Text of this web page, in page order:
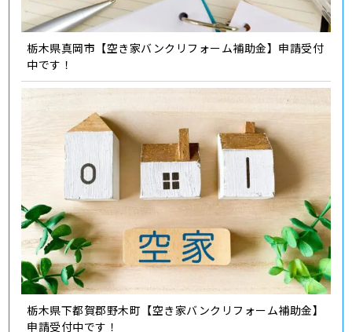
栃木県真岡市【空き家バンクリフォーム補助金】申請受付
中です！
栃木県下都賀郡野木町【空き家バンクリフォーム補助金】
申請受付中です！